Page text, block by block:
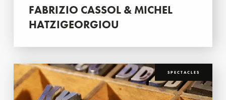
FABRIZIO CASSOL & MICHEL
HATZIGEORGIOU
SPECTACLES